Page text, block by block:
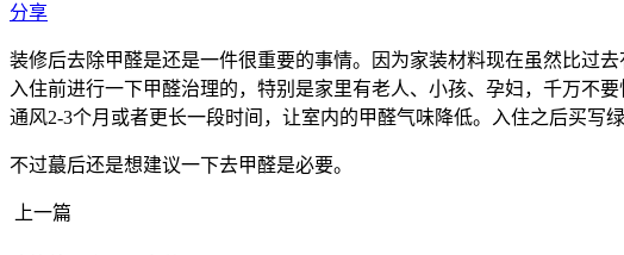
分享
装修后去除甲醛是还是一件很重要的事情。因为家装材料现在虽然比过
入住前进行一下甲醛治理的，特别是家里有老人、小孩、孕妇，千万不
通风2-3个月或者更长一段时间，让室内的甲醛气味降低。入住之后买写
不过蕞后还是想建议一下去甲醛是必要。
上一篇